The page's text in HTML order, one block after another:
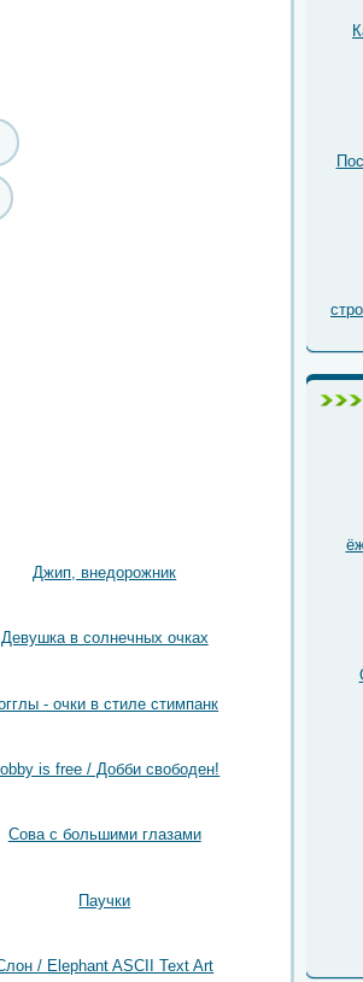
Джип, внедорожник
Девушка в солнечных очках
- очки в стиле стимпанк
is free / Добби свободен!
Сова с большими глазами
Паучки
/ Elephant ASCII Text Art